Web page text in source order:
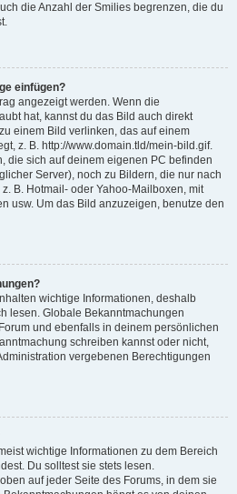
die Anzahl der Smilies begrenzen, die du
einfügen?
angezeigt werden. Wenn die
hat, kannst du das Bild auch direkt
einem Bild verlinken, das auf einem
z. B. http://www.domain.tld/mein-bild.gif.
die sich auf deinem eigenen PC befinden
Server), noch zu Bildern, die nur nach
B. Hotmail- oder Yahoo-Mailboxen, mit
usw. Um das Bild anzuzeigen, benutze den
wichtige Informationen, deshalb
lesen. Globale Bekanntmachungen
und ebenfalls in deinem persönlichen
schreiben kannst oder nicht,
vergebenen Berechtigungen
wichtige Informationen zu dem Bereich
Du solltest sie stets lesen.
auf jeder Seite des Forums, in dem sie